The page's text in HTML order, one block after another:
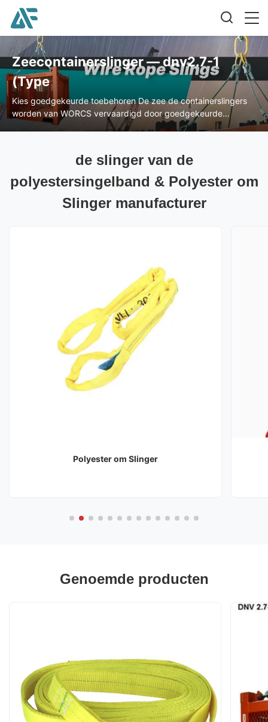
Zeecontainerslinger — dnv2.7-1
(Type
Kies goedgekeurde toebehoren De zee de containerslingers
worden van WORCS vervaardigd door goedgekeurde
ondernemingen en brievenringen, aluminiummetalen kappen
de slinger van de
polyestersingelband & Polyester om
Slinger manufacturer
Polyester om Slinger
Genoemde producten